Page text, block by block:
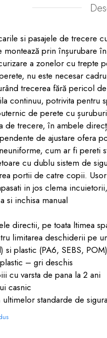
si pasajele de trecere
montează prin înșurubare
a zonelor cu trepte
nu este necesar
trecerea fără pericol
continuu, potrivita
de perete cu
de trecere, în ambele
de ajustare ofera
cum ar fi pereti
cu dublu sistem de
portii de catre copii.
in jos clema
si inchisa manual
directii, pe toata ltimea
limitarea deschiderii pe
si plastic (PA6, SEBS, POM)
– gri deschis
cu varsta de pana la 2 ani
casnic
standarde de